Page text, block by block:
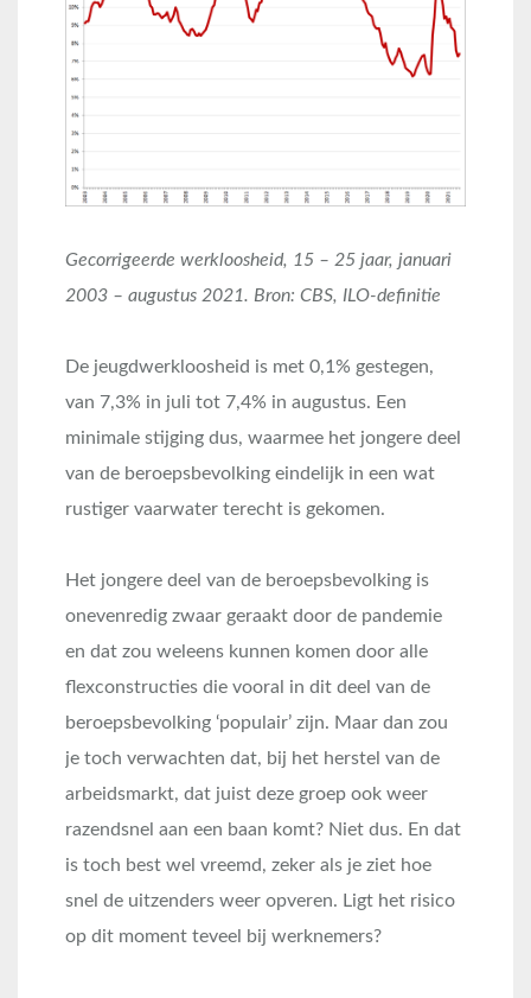
Gecorrigeerde werkloosheid, 15 – 25 jaar, januari
2003 – augustus 2021. Bron: CBS, ILO-definitie
De jeugdwerkloosheid is met 0,1% gestegen,
van 7,3% in juli tot 7,4% in augustus. Een
minimale stijging dus, waarmee het jongere deel
van de beroepsbevolking eindelijk in een wat
rustiger vaarwater terecht is gekomen.
Het jongere deel van de beroepsbevolking is
onevenredig zwaar geraakt door de pandemie
en dat zou weleens kunnen komen door alle
flexconstructies die vooral in dit deel van de
beroepsbevolking ‘populair’ zijn. Maar dan zou
je toch verwachten dat, bij het herstel van de
arbeidsmarkt, dat juist deze groep ook weer
razendsnel aan een baan komt? Niet dus. En dat
is toch best wel vreemd, zeker als je ziet hoe
snel de uitzenders weer opveren. Ligt het risico
op dit moment teveel bij werknemers?